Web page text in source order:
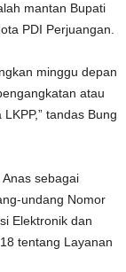
mantan Bupati
PDI Perjuangan.
minggu depan
atau
tandas Bung
sebagai
undang Nomor
Elektronik dan
tentang Layanan